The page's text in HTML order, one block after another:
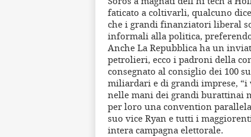
faticato a coltivarli, qualcuno
che i grandi finanziatori liberal
informali alla politica,
Anche La Repubblica ha un
petrolieri, ecco i padroni della
consegnato al consiglio dei 100
miliardari e di grandi imprese,
nelle mani dei grandi burattinai
per loro una convention
suo vice Ryan e tutti i
intera campagna elettorale.